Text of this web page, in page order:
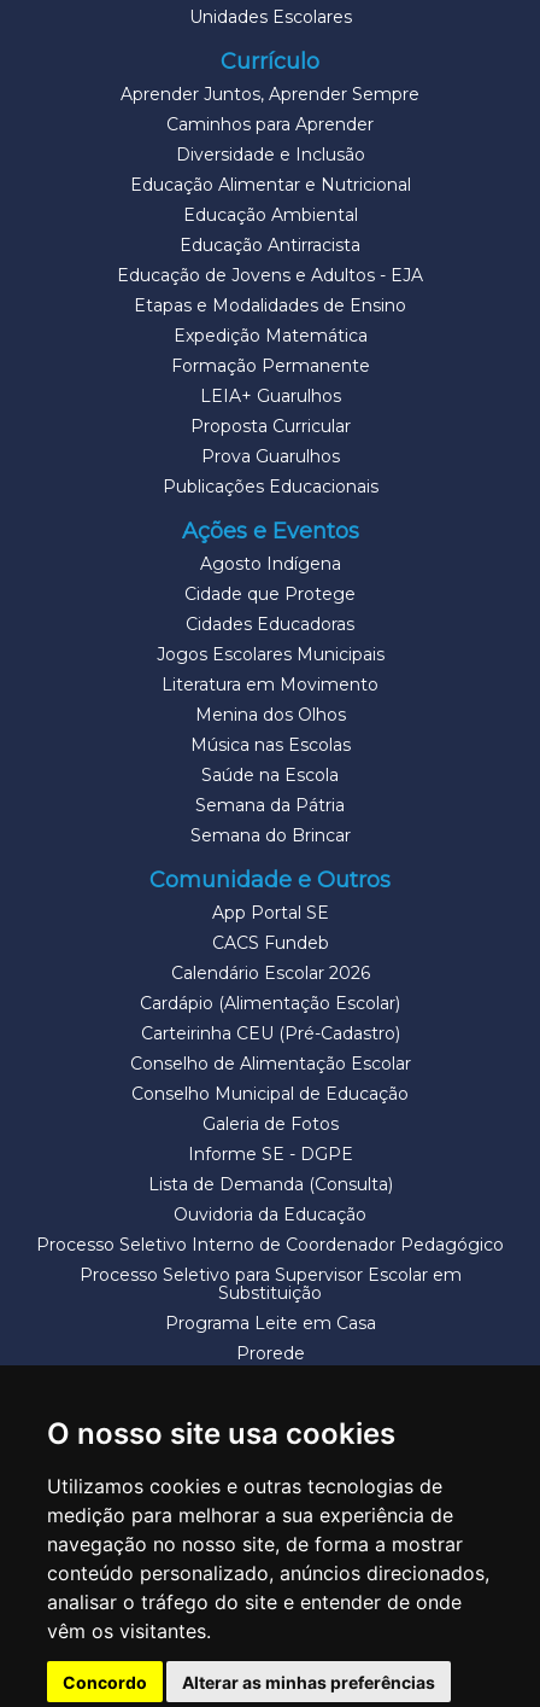
O nosso site usa cookies
Utilizamos cookies e outras tecnologias de
medição para melhorar a sua experiência de
navegação no nosso site, de forma a mostrar
conteúdo personalizado, anúncios direcionados,
analisar o tráfego do site e entender de onde
vêm os visitantes.
Concordo Alterar as minhas preferências
Unidades Escolares
Currículo
Aprender Juntos, Aprender Sempre
Caminhos para Aprender
Diversidade e Inclusão
Educação Alimentar e Nutricional
Educação Ambiental
Educação Antirracista
Educação de Jovens e Adultos - EJA
Etapas e Modalidades de Ensino
Expedição Matemática
Formação Permanente
LEIA+ Guarulhos
Proposta Curricular
Prova Guarulhos
Publicações Educacionais
Ações e Eventos
Agosto Indígena
Cidade que Protege
Cidades Educadoras
Jogos Escolares Municipais
Literatura em Movimento
Menina dos Olhos
Música nas Escolas
Saúde na Escola
Semana da Pátria
Semana do Brincar
Comunidade e Outros
App Portal SE
CACS Fundeb
Calendário Escolar 2026
Cardápio (Alimentação Escolar)
Carteirinha CEU (Pré-Cadastro)
Conselho de Alimentação Escolar
Conselho Municipal de Educação
Galeria de Fotos
Informe SE - DGPE
Lista de Demanda (Consulta)
Ouvidoria da Educação
Processo Seletivo Interno de Coordenador Pedagógico
Processo Seletivo para Supervisor Escolar em
Substituição
Programa Leite em Casa
Prorede
SECRETARIA DE EDUCAÇÃO
Rua Claudino Barbosa, 313 - Macedo - Guarulhos/SP CEP 07113-040
Central de Atendimento: *55 11 2475-7300